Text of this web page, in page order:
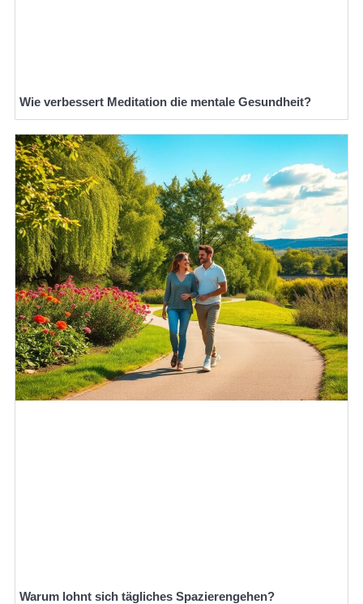
Wie verbessert Meditation die mentale Gesundheit?
Warum lohnt sich tägliches Spazierengehen?